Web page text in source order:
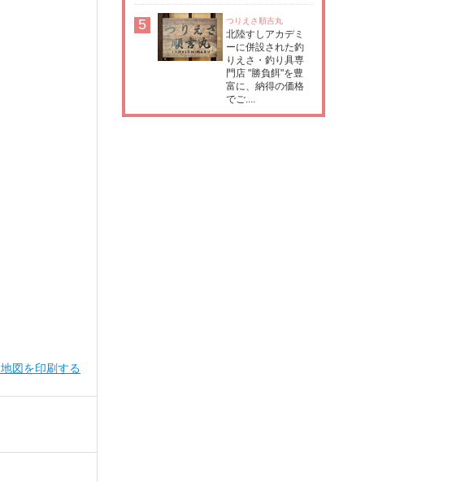
地図を印刷する
5 つりえさ順吉丸
北陸すしアカデミ
ーに併設された釣
りえさ・釣り具専
門店 "勝負餌"を豊
富に、納得の価格
でご....